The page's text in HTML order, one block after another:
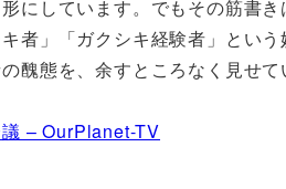
にしています。でもその筋書
者」「ガクシキ経験者」とい
醜態を、余すところなく見せ
– OurPlanet-TV